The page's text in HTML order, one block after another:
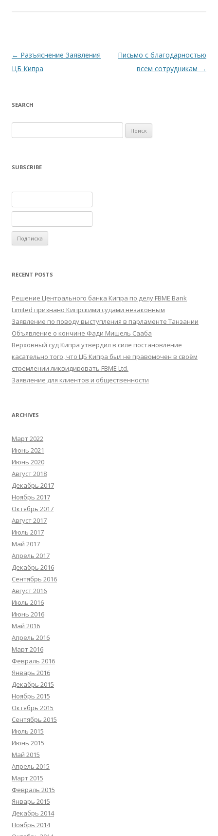
Навигация по записям
← Разъяснение Заявления
ЦБ Кипра
Письмо с благодарностью
всем сотрудникам →
SEARCH
SUBSCRIBE
RECENT POSTS
Решение Центрального банка Кипра по делу FBME Bank
Limited признано Кипрскими судами незаконным
Заявление по поводу выступления в парламенте Танзании
Объявление о кончине Фади Мишель Сааба
Верховный суд Кипра утвердил в силе постановление
касательно того, что ЦБ Кипра был не правомочен в своём
стремлении ликвидировать FBME Ltd.
Заявление для клиентов и общественности
ARCHIVES
Март 2022
Июнь 2021
Июнь 2020
Август 2018
Декабрь 2017
Ноябрь 2017
Октябрь 2017
Август 2017
Июль 2017
Май 2017
Апрель 2017
Декабрь 2016
Сентябрь 2016
Август 2016
Июль 2016
Июнь 2016
Май 2016
Апрель 2016
Март 2016
Февраль 2016
Январь 2016
Декабрь 2015
Ноябрь 2015
Октябрь 2015
Сентябрь 2015
Июль 2015
Июнь 2015
Май 2015
Апрель 2015
Март 2015
Февраль 2015
Январь 2015
Декабрь 2014
Ноябрь 2014